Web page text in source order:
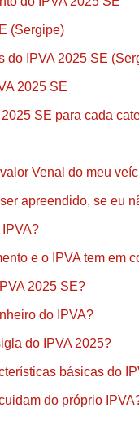
(Sergipe)
do IPVA 2025 SE
2025 SE
SE para cada
Venal do meu
apreendido, se eu
e o IPVA tem em
2025 SE?
do IPVA?
do IPVA 2025?
básicas do
do próprio